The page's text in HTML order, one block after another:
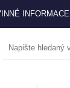
INFORMACE